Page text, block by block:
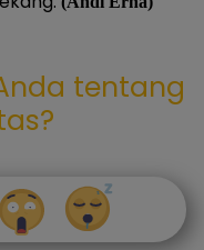
tentang